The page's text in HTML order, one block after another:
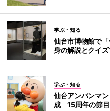
学ぶ・知る
仙台市博物館で
身の解説とクイ
学ぶ・知る
仙台アンパンマ
成 15周年の節目